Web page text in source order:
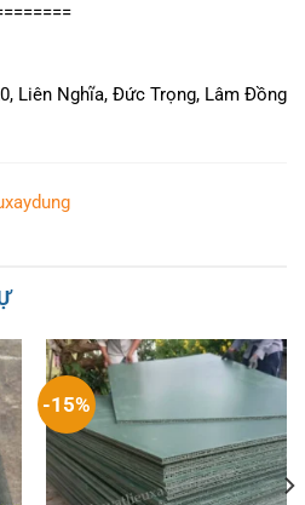
Liên Nghĩa, Đức Trọng, Lâm Đồng
-15%